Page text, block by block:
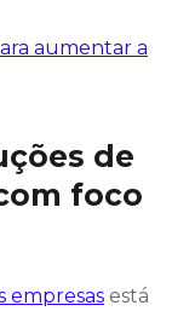
aumentar a
de
foco
empresas está